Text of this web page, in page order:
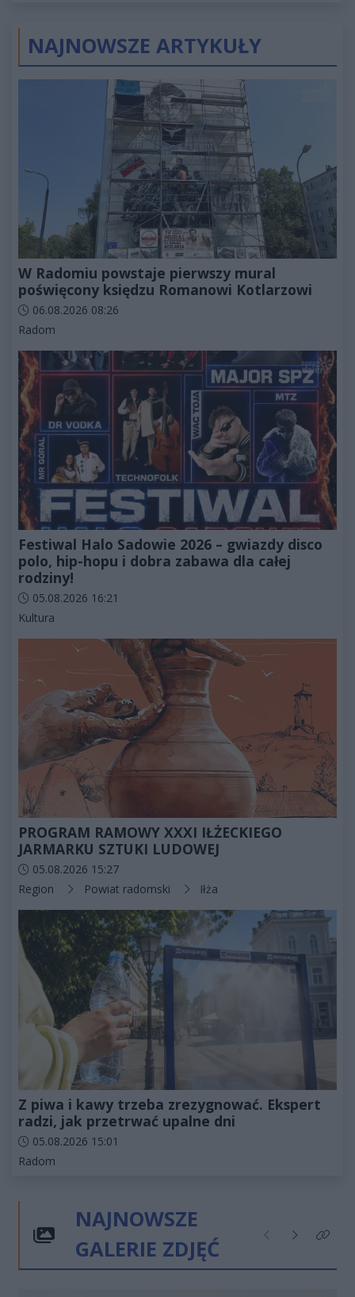
NAJNOWSZE ARTYKUŁY
W Radomiu powstaje pierwszy mural
poświęcony księdzu Romanowi Kotlarzowi
Data dodania artykułu:
06.08.2026 08:26
Kategorie artykułu:
Radom
Festiwal Halo Sadowie 2026 – gwiazdy disco
polo, hip-hopu i dobra zabawa dla całej
rodziny!
Data dodania artykułu:
05.08.2026 16:21
Kategorie artykułu:
Kultura
PROGRAM RAMOWY XXXI IŁŻECKIEGO
JARMARKU SZTUKI LUDOWEJ
Data dodania artykułu:
05.08.2026 15:27
Kategorie artykułu:
Region Powiat radomski Iłża
Z piwa i kawy trzeba zrezygnować. Ekspert
radzi, jak przetrwać upalne dni
Data dodania artykułu:
05.08.2026 15:01
Kategorie artykułu:
Radom
NAJNOWSZE
GALERIE ZDJĘĆ
Poprzednie
NastępneKliknij